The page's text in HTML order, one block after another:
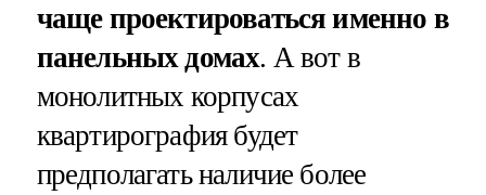
чаще проектироваться именно в
панельных домах. А вот в
монолитных корпусах
квартирография будет
предполагать наличие более